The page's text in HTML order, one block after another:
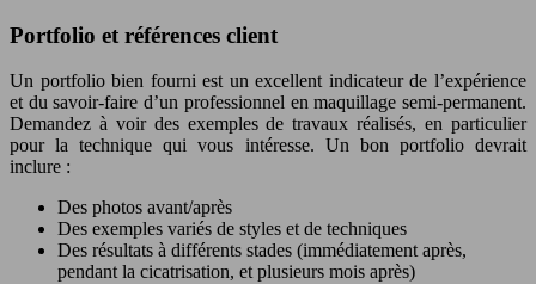
Portfolio et références client
Un portfolio bien fourni est un excellent indicateur de l’expérience
et du savoir-faire d’un professionnel en maquillage semi-permanent.
Demandez à voir des exemples de travaux réalisés, en particulier
pour la technique qui vous intéresse. Un bon portfolio devrait
inclure :
Des photos avant/après
Des exemples variés de styles et de techniques
Des résultats à différents stades (immédiatement après,
pendant la cicatrisation, et plusieurs mois après)